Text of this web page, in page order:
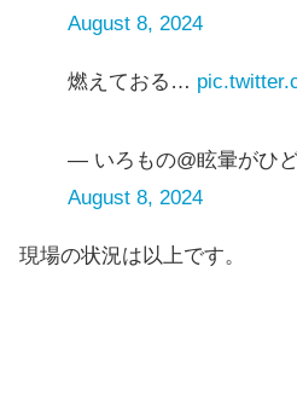
August 8, 2024
燃えておる…
— いろもの@眩暈がひ
August 8, 2024
現場の状況は以上です。